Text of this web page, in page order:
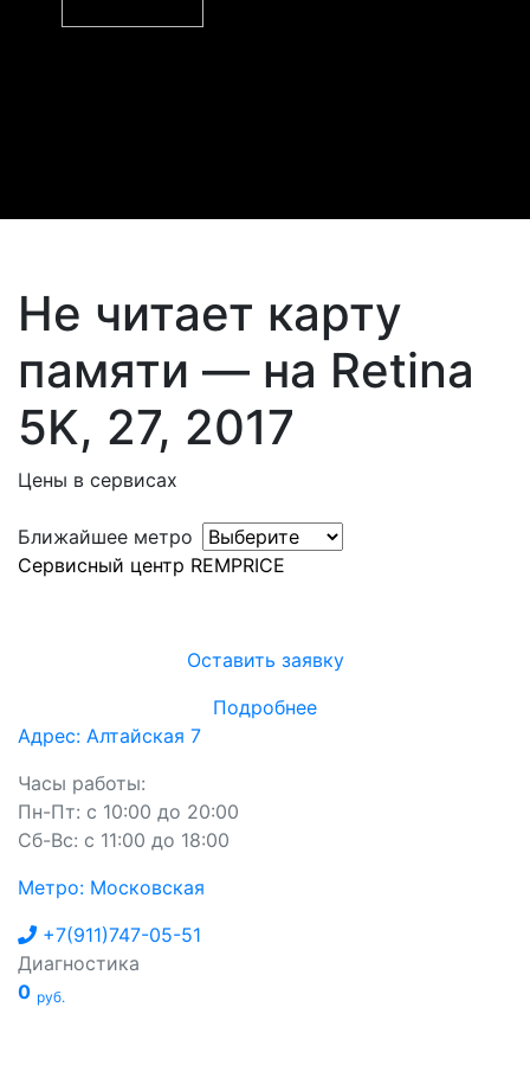
Не читает карту
памяти — на Retina
5K, 27, 2017
Цены в сервисах
Ближайшее метро
Сервисный центр REMPRICE
Оставить заявку
Подробнее
Адрес: Алтайская 7
Часы работы:
Пн-Пт: с 10:00 до 20:00
Сб-Вс: с 11:00 до 18:00
Метро: Московская
+7(911)747-05-51
Диагностика
0 руб.